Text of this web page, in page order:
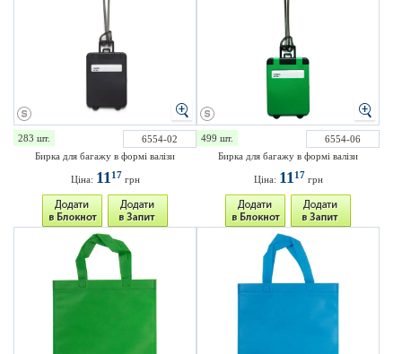
283 шт.
6554-02
Бирка для багажу в формі валізи
Ціна: 1117 грн
499 шт.
6554-06
Бирка для багажу в формі валізи
Ціна: 1117 грн